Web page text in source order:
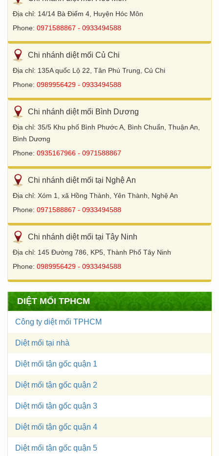
Địa chỉ: 14/14 Bà Điểm 4, Huyện Hóc Môn
Phone: 0971588867 - 0933494588
Chi nhánh diệt mối Củ Chi
Địa chỉ: 135A quốc Lộ 22, Tân Phú Trung, Củ Chi
Phone: 0989956429 - 0933494588
Chi nhánh diệt mối Bình Dương
Địa chỉ: 35/5 Khu phố Bình Phước A, Bình Chuẩn, Thuận An,
Bình Dương
Phone: 0935167966 - 0971588867
Chi nhánh diệt mối tại Nghệ An
Địa chỉ: Xóm 1, xã Hồng Thành, Yên Thành, Nghệ An
Phone: 0971588867 - 0933494588
Chi nhánh diệt mối tại Tây Ninh
Địa chỉ: 145 Đường 786, KP5, Thành Phố Tây Ninh
Phone: 0989956429 - 0933494588
DIỆT MỐI TPHCM
Công ty diệt mối TPHCM
Diệt mối tại nhà
Diệt mối tận gốc quận 1
Diệt mối tận gốc quận 2
Diệt mối tận gốc quận 3
Diệt mối tận gốc quận 4
Diệt mối tận gốc quận 5